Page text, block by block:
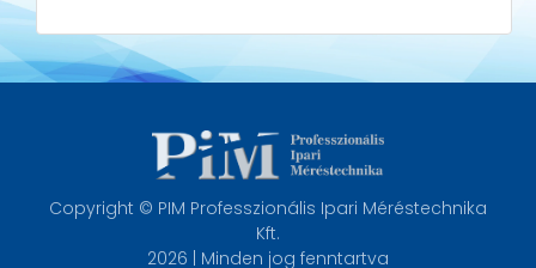
Copyright © PIM Professzionális Ipari Méréstechnika
Kft.
2026 | Minden jog fenntartva